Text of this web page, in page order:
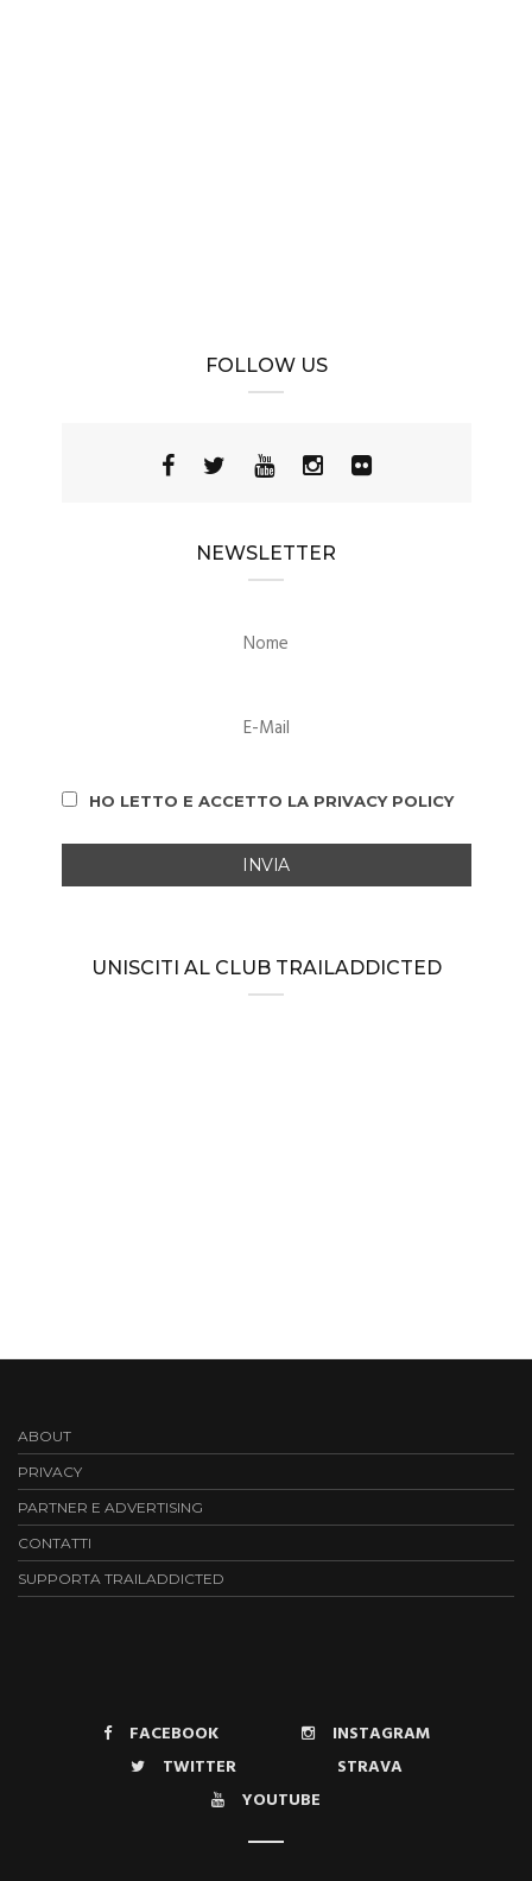
FOLLOW US
NEWSLETTER
HO LETTO E ACCETTO LA PRIVACY POLICY
UNISCITI AL CLUB TRAILADDICTED
ABOUT
PRIVACY
PARTNER E ADVERTISING
CONTATTI
SUPPORTA TRAILADDICTED
FACEBOOK
INSTAGRAM
TWITTER
STRAVA
YOUTUBE